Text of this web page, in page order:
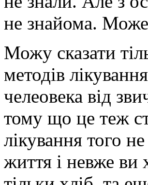
не знайома. Може
Можу сказати
методів
челеовека від
тому що це теж
лікування того
життя і невже ви